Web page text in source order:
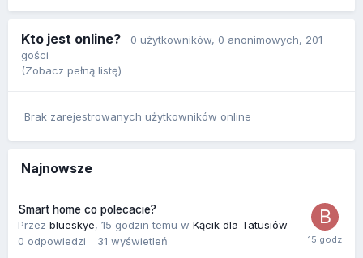
Kto jest online? 0 użytkowników, 0 anonimowych, 201
gości
(Zobacz pełną listę)
Brak zarejestrowanych użytkowników online
Najnowsze
Smart home co polecacie?
Przez blueskye, 15 godzin temu w Kącik dla Tatusiów
0 odpowiedzi 31 wyświetleń